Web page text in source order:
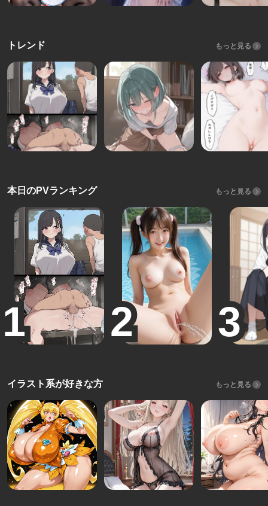
トレンド もっと見る
本日のPVランキング もっと見る
イラスト系が好きな方 もっと見る